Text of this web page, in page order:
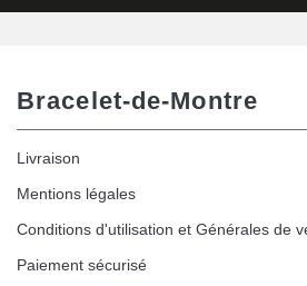
Bracelet-de-Montre
Livraison
Mentions légales
Conditions d'utilisation et Générales de
Paiement sécurisé